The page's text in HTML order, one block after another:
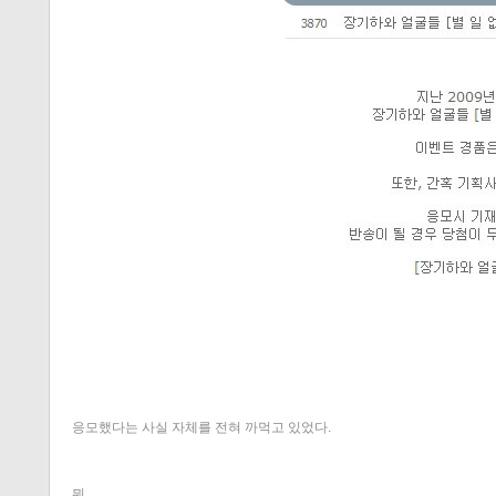
응모했다는 사실 자체를 전혀 까먹고 있었다.